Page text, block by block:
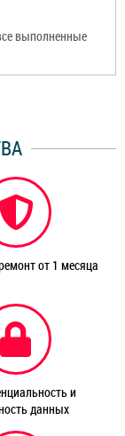
выполненные
от 1 месяца
и
данных